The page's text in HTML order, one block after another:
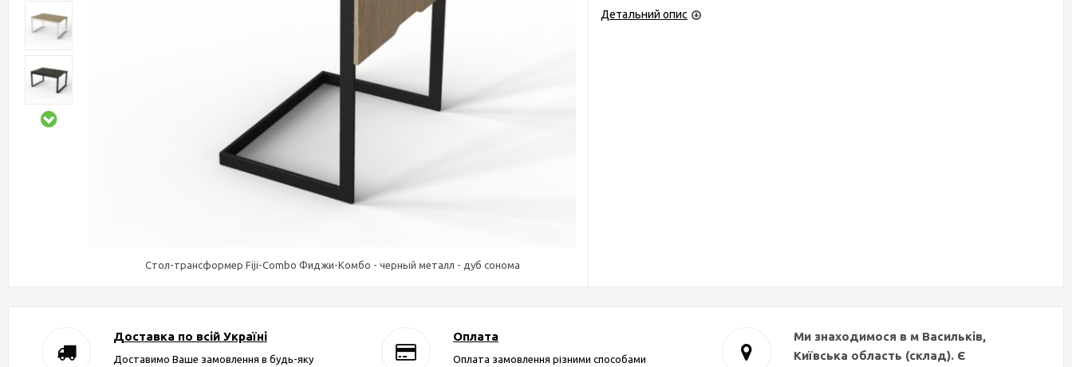
Стол-трансформер Fiji-Combo Фиджи-Комбо - черный металл - дуб сонома
Детальний опис
Доставка по всій Україні
Доставимо Ваше замовлення в будь-яку
Оплата
Оплата замовлення різними способами
Ми знаходимося в м Васильків,
Київська область (склад). Є